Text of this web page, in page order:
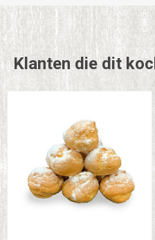
Klanten die dit